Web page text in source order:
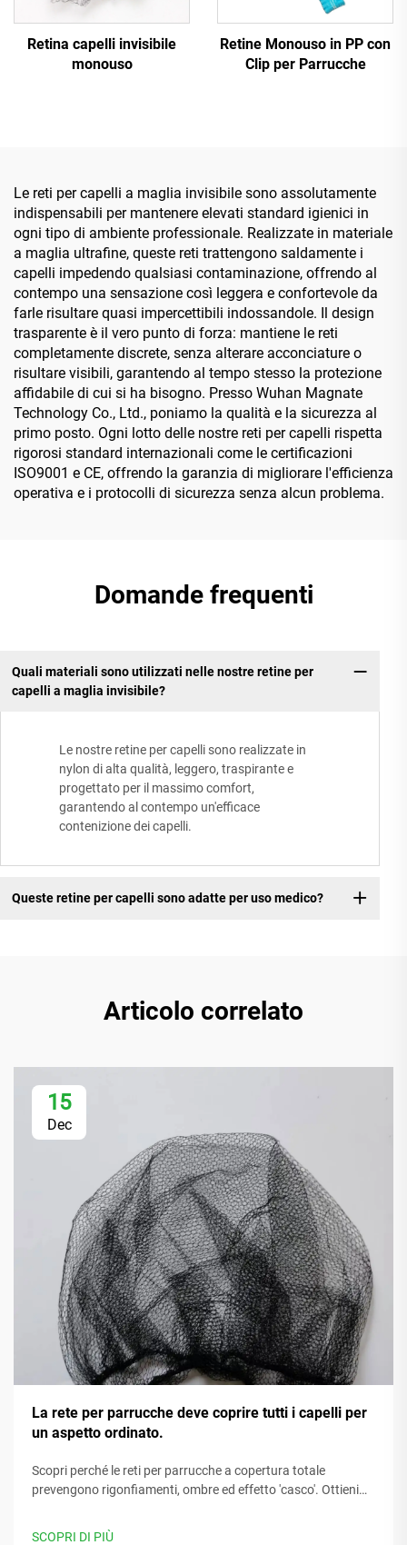
Retina capelli invisibile
monouso
Retine Monouso in PP con
Clip per Parrucche
Le reti per capelli a maglia invisibile sono assolutamente
indispensabili per mantenere elevati standard igienici in
ogni tipo di ambiente professionale. Realizzate in materiale
a maglia ultrafine, queste reti trattengono saldamente i
capelli impedendo qualsiasi contaminazione, offrendo al
contempo una sensazione così leggera e confortevole da
farle risultare quasi impercettibili indossandole. Il design
trasparente è il vero punto di forza: mantiene le reti
completamente discrete, senza alterare acconciature o
risultare visibili, garantendo al tempo stesso la protezione
affidabile di cui si ha bisogno. Presso Wuhan Magnate
Technology Co., Ltd., poniamo la qualità e la sicurezza al
primo posto. Ogni lotto delle nostre reti per capelli rispetta
rigorosi standard internazionali come le certificazioni
ISO9001 e CE, offrendo la garanzia di migliorare l'efficienza
operativa e i protocolli di sicurezza senza alcun problema.
Domande frequenti
Quali materiali sono utilizzati nelle nostre retine per
capelli a maglia invisibile?
Le nostre retine per capelli sono realizzate in
nylon di alta qualità, leggero, traspirante e
progettato per il massimo comfort,
garantendo al contempo un'efficace
contenizione dei capelli.
Queste retine per capelli sono adatte per uso medico?
Articolo correlato
15
Dec
La rete per parrucche deve coprire tutti i capelli per
un aspetto ordinato.
Scopri perché le reti per parrucche a copertura totale
prevengono rigonfiamenti, ombre ed effetto 'casco'. Ottieni
professionali per l'applicazione. Scopri di più.
SCOPRI DI PIÙ